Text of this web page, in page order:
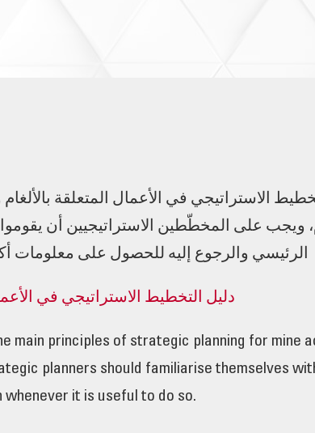
الاستراتيجي في الأعمال المتعلقة
ويجب على المخطّطين الاستراتيجيين أن
الرئيسي والرجوع إليه للحصول على معلومات
دليل التخطيط الاستراتيجي في
main principles of strategic planning for mine
planners should familiarise themselves
it is useful to do so.